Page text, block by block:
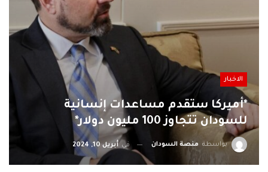
الاخبار
*أميركا ستقدم مساعدات إنسانية
للسودان تتجاوز 100 مليون دولار*
بواسطة منصة السودان في أبريل 10, 2024